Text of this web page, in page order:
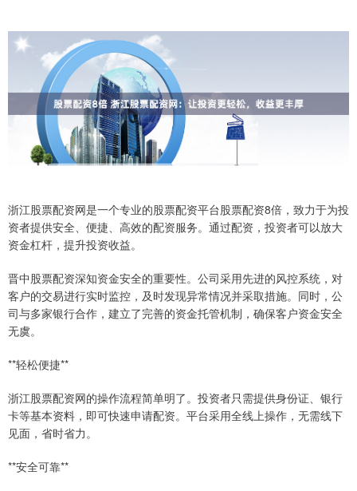
浙江股票配资网是一个专业的股票配资平台股票配资8倍，致力于为投
资者提供安全、便捷、高效的配资服务。通过配资，投资者可以放大
资金杠杆，提升投资收益。
晋中股票配资深知资金安全的重要性。公司采用先进的风控系统，对
客户的交易进行实时监控，及时发现异常情况并采取措施。同时，公
司与多家银行合作，建立了完善的资金托管机制，确保客户资金安全
无虞。
**轻松便捷**
浙江股票配资网的操作流程简单明了。投资者只需提供身份证、银行
卡等基本资料，即可快速申请配资。平台采用全线上操作，无需线下
见面，省时省力。
**安全可靠**